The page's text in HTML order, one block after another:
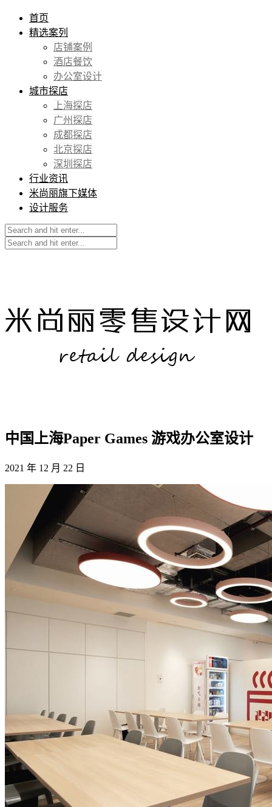
首页
精选案列
店铺案例
酒店餐饮
办公室设计
城市探店
上海探店
广州探店
成都探店
北京探店
深圳探店
行业资讯
米尚丽旗下媒体
设计服务
中国上海Paper Games 游戏办公室设计
2021 年 12 月 22 日